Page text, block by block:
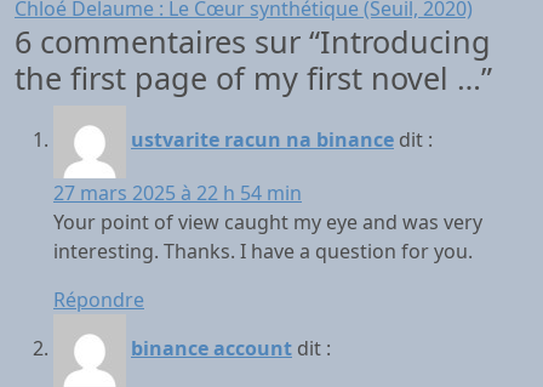
l’article
Chloé Delaume : Le Cœur synthétique (Seuil, 2020)
6 commentaires sur “Introducing
the first page of my first novel …”
ustvarite racun na binance dit :
27 mars 2025 à 22 h 54 min
Your point of view caught my eye and was very
interesting. Thanks. I have a question for you.
Répondre
binance account dit :